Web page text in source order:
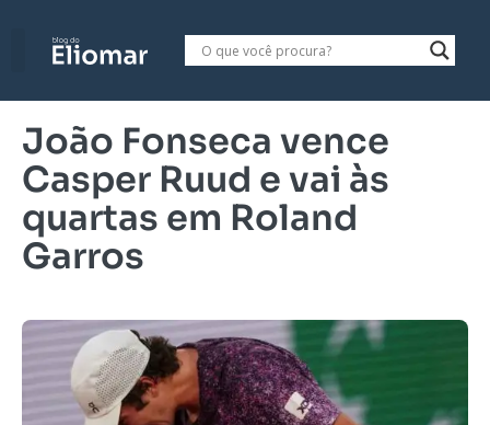
João Fonseca vence
Casper Ruud e vai às
quartas em Roland
Garros